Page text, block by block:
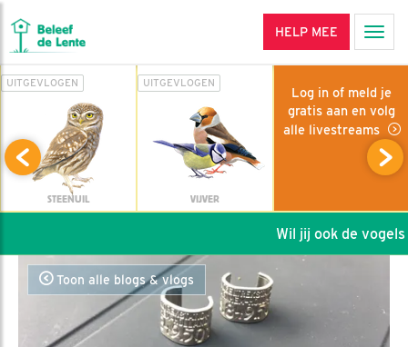
HELP MEE
UITGEVLOGEN
STEENUIL
UITGEVLOGEN
VIJVER
Log in of meld je
gratis aan en volg
alle livestreams
Wil jij ook de vogels
Toon alle blogs & vlogs